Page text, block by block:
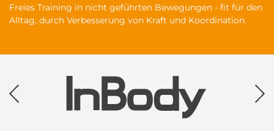
Freies Training in nicht geführten Bewegungen - fit für den
Alltag, durch Verbesserung von Kraft und Koordination.